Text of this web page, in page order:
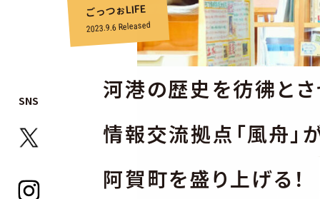
SNS
ごっつぉLIFE
2023.9.6Released
河港の歴史を彷彿とさ
情報交流拠点「風舟」
阿賀町を盛り上げる！